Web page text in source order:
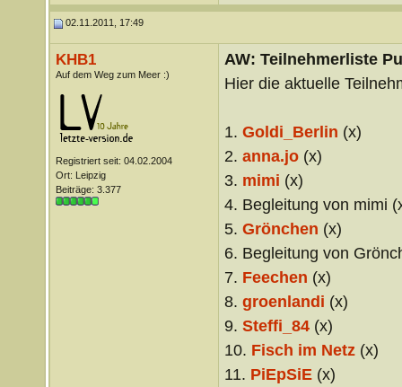
02.11.2011, 17:49
KHB1
Auf dem Weg zum Meer :)
Registriert seit: 04.02.2004
Ort: Leipzig
Beiträge: 3.377
AW: Teilnehmerliste
Hier die aktuelle
1. Goldi_Berlin (x)
2. anna.jo(x)
3. mimi (x)
4. Begleitung von mimi
5. Grönchen (x)
6. Begleitung von
7. Feechen (x)
8. groenlandi (x)
9. Steffi_84(x)
10. Fisch im Netz(x)
11. PiEpSiE(x)